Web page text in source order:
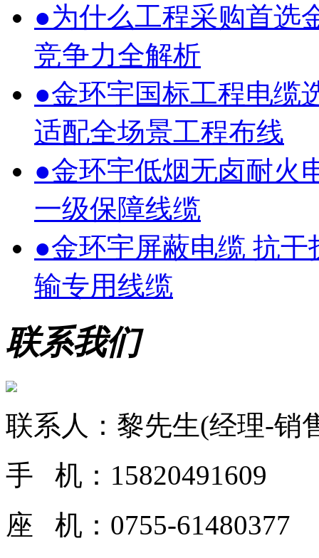
●为什么工程采购首选
竞争力全解析
●金环宇国标工程电缆
适配全场景工程布线
●金环宇低烟无卤耐火
一级保障线缆
●金环宇屏蔽电缆 抗
输专用线缆
联系我们
联系人：黎先生(经理-销
手 机：15820491609
座 机：0755-61480377